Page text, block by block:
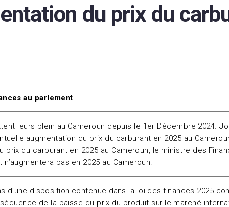
du prix du
au parlement
leurs plein au Cameroun depuis le 1er Décembre 2024.
augmentation du prix du carburant en 2025 au
du carburant en 2025 au Cameroun, le ministre des
pas en 2025 au Cameroun.
disposition contenue dans la loi des finances 2025
de la baisse du prix du produit sur le marché